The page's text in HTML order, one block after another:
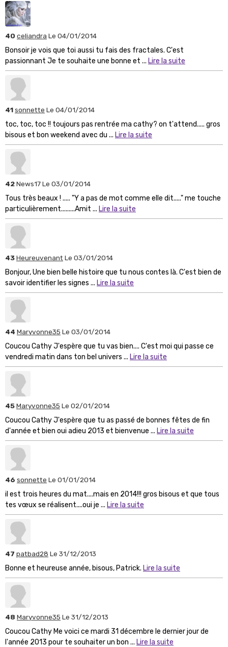
40 celiandra Le 04/01/2014
Bonsoir je vois que toi aussi tu fais des fractales. C'est
passionnant Je te souhaite une bonne et ... Lire la suite
41sonnette Le 04/01/2014
toc, toc, toc !! toujours pas rentrée ma cathy? on t'attend..... gros
bisous et bon weekend avec du ... Lire la suite
42News17Le 03/01/2014
Tous très beaux ! ..... "Y a pas de mot comme elle dit....." me touche
particulièrement.........Amit ... Lire la suite
43Heureuvenant Le 03/01/2014
Bonjour, Une bien belle histoire que tu nous contes là. C'est bien de
savoir identifier les signes ... Lire la suite
44 Maryvonne35 Le 03/01/2014
Coucou Cathy J'espère que tu vas bien.... C'est moi qui passe ce
vendredi matin dans ton bel univers ... Lire la suite
45Maryvonne35 Le 02/01/2014
Coucou Cathy J'espère que tu as passé de bonnes fêtes de fin
d'année et bien oui adieu 2013 et bienvenue ... Lire la suite
46 sonnette Le 01/01/2014
il est trois heures du mat....mais en 2014!!! gros bisous et que tous
tes vœux se réalisent....oui je ... Lire la suite
47 patbad28 Le 31/12/2013
Bonne et heureuse année, bisous, Patrick. Lire la suite
48 Maryvonne35 Le 31/12/2013
Coucou Cathy Me voici ce mardi 31 décembre le dernier jour de
l'année 2013 pour te souhaiter un bon ... Lire la suite